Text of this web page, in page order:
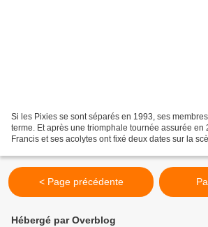
Si les Pixies se sont séparés en 1993, ses
terme. Et après une triomphale tournée assurée en
Francis et ses acolytes ont fixé deux dates sur la
< Page précédente
Hébergé par Overblog